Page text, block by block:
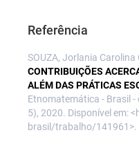
Referência
SOUZA, Jorlania Carolina
CONTRIBUIÇÕES
ALÉM DAS PRÁTICAS
Etnomatemática - Brasil -
5), 2020. Disponível em:
brasil/trabalho/141961>.